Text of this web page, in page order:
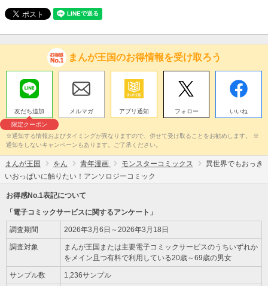
まんが王国のお得情報を受け取ろう
友だち追加
限定クーポン
メルマガ アプリ通知 フォロー いいね
※通知する情報およびタイミングが異なりますので、併せて受け取ることをお勧めします。 ※
通知をしないキャンペーンもあります。ご了承ください。
まんが王国 をん 青年漫画 モンスターコミックス
異世界でもおっき
いおっぱいに触りたい！アンソロジーコミック
お得感No.1表記について
「電子コミックサービスに関するアンケート」
調査期間 2026年3月6日～2026年3月18日
調査対象
まんが王国または主要電子コミックサービスのうちいずれか
をメイン且つ有料で利用している20歳～69歳の男女
サンプル数 1,236サンプル